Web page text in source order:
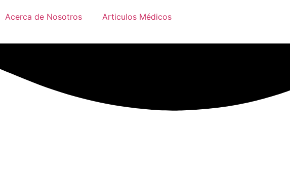
Acerca de Nosotros Articulos Médicos